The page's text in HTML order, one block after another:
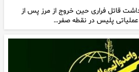
قاتل فراری حین خروج از مرز پس از
عملیاتی پلیس در نقطه صفر…